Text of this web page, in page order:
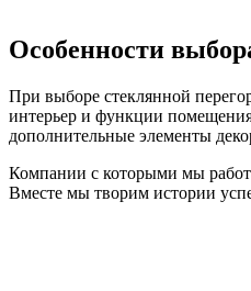
Особенности
При выборе стеклянной
интерьер и функции
дополнительные элементы
Компании с которыми мы
Вместе мы творим истории